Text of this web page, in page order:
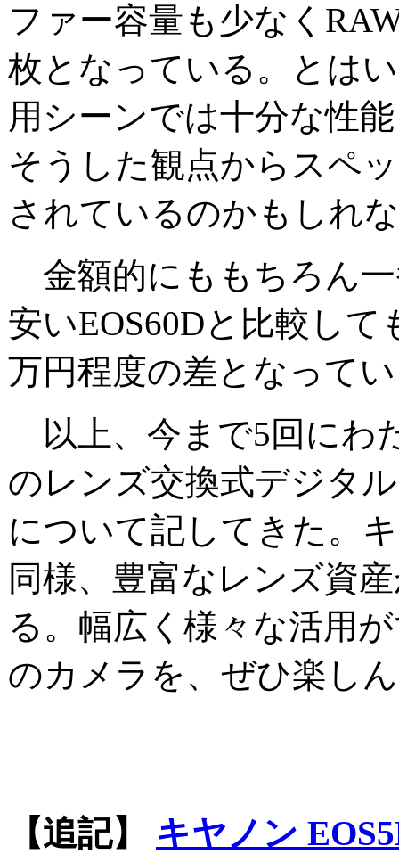
ファー容量も少なく
枚となっている。とは
用シーンでは十分な性
そうした観点からスペ
されているのかもしれ
金額的にももちろん
安いEOS60Dと比較して
万円程度の差となって
以上、今まで5回にわ
のレンズ交換式デジタ
について記してきた。
同様、豊富なレンズ資
る。幅広く様々な活用
のカメラを、ぜひ楽し
【追記】 キヤノン